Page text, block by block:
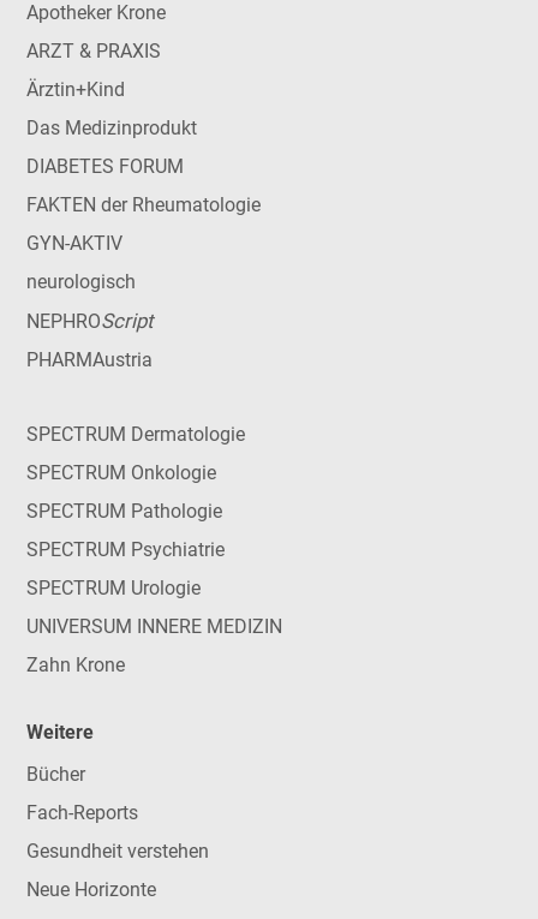
Apotheker Krone
ARZT & PRAXIS
Ärztin+Kind
Das Medizinprodukt
DIABETES FORUM
FAKTEN der Rheumatologie
GYN-AKTIV
neurologisch
NEPHROScript
PHARMAustria
SPECTRUM Dermatologie
SPECTRUM Onkologie
SPECTRUM Pathologie
SPECTRUM Psychiatrie
SPECTRUM Urologie
UNIVERSUM INNERE MEDIZIN
Zahn Krone
Weitere
Bücher
Fach-Reports
Gesundheit verstehen
Neue Horizonte